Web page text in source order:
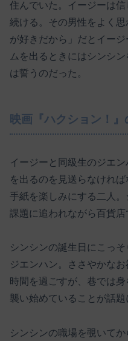
住んでいた。イージーは
続ける。その男性をよく
が好きだから」だとイー
ムを出るときにはシンシ
は誓うのだった。
映画『ハクション！』
イージーと同級生のジエ
を出るのを見送らなけれ
手紙を楽しみにする二人
課題に追われながら百貨店
シンシンの誕生日にこっ
ジエンハン。ささやかな
時間を過ごすが、巷では
襲い始めていることが話題
シンシンの職場を覗いて